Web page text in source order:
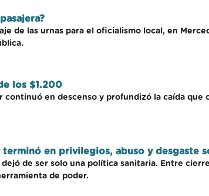
de las urnas para el oficialismo local, en
los $1.200
en descenso y profundizó la caída que
en privilegios, abuso y desgaste
de ser solo una política sanitaria. Entre
de poder.